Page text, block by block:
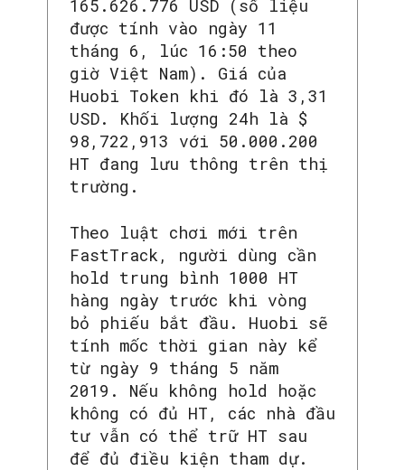
165.626.776 USD (số liệu
được tính vào ngày 11
tháng 6, lúc 16:50 theo
giờ Việt Nam). Giá của
Huobi Token khi đó là 3,31
USD. Khối lượng 24h là $
98,722,913 với 50.000.200
HT đang lưu thông trên thị
trường.
Theo luật chơi mới trên
FastTrack, người dùng cần
hold trung bình 1000 HT
hàng ngày trước khi vòng
bỏ phiếu bắt đầu. Huobi sẽ
tính mốc thời gian này kể
từ ngày 9 tháng 5 năm
2019. Nếu không hold hoặc
không có đủ HT, các nhà đầu
tư vẫn có thể trữ HT sau
để đủ điều kiện tham dự.